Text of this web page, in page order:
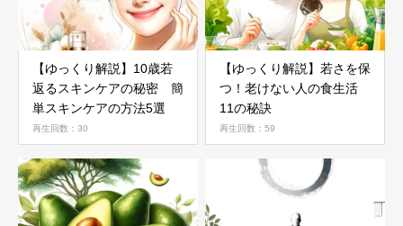
【ゆっくり解説】10歳若
返るスキンケアの秘密 簡
単スキンケアの方法5選
再生回数：30
【ゆっくり解説】若さを保
つ！老けない人の食生活
11の秘訣
再生回数：59